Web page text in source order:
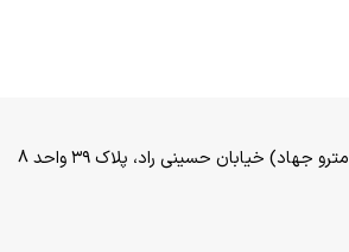
خیابان حسینی راد، پلاک ۳۹ واحد 8